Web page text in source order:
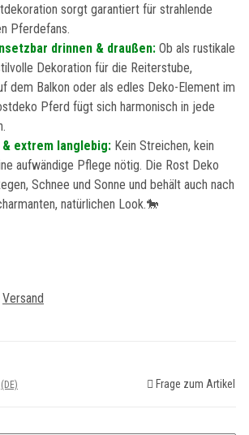
sorgt garantiert für strahlende
Pferdefans.
drinnen & draußen: Ob als rustikale
Dekoration für die Reiterstube,
dem Balkon oder als edles Deko-Element im
Pferd fügt sich harmonisch in jede
extrem langlebig: Kein Streichen, kein
aufwändige Pflege nötig. Die Rost Deko
Schnee und Sonne und behält auch nach
natürlichen Look.🐎
Versand
(DE) Frage zum Artikel